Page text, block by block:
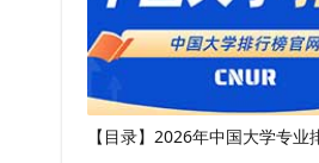
【目录】2026年中国大学专业